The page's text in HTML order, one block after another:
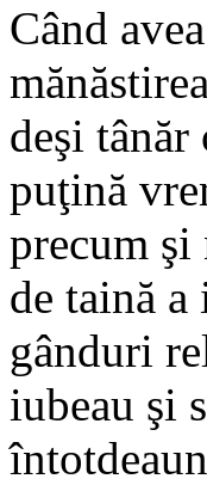
Când
deşi
puţină
precum şi
de taină
gânduri
iubeau şi